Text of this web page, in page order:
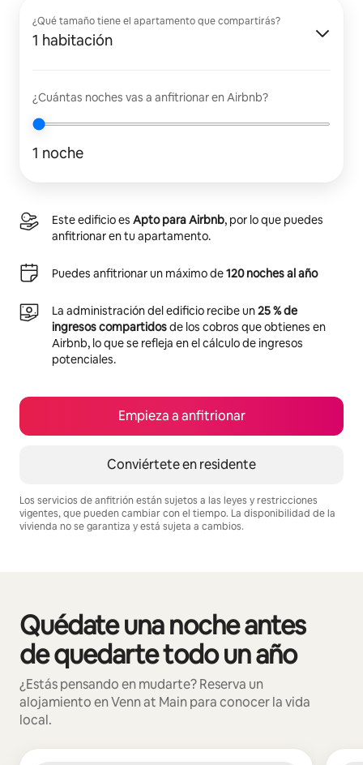
¿Qué tamaño tiene el apartamento que compartirás?
1 habitación
¿Cuántas noches vas a anfitrionar en Airbnb?
1 noche
Este edificio es Apto para Airbnb, por lo que puedes
anfitrionar en tu apartamento.
Puedes anfitrionar un máximo de120 noches al año
La administración del edificio recibe un25 % de
ingresos compartidosde los cobros que obtienes en
Airbnb, lo que se refleja en el cálculo de ingresos
potenciales.
Empieza a anfitrionar
Conviértete en residente
Los servicios de anfitrión están sujetos a las leyes y restricciones
vigentes, que pueden cambiar con el tiempo. La disponibilidad de la
vivienda no se garantiza y está sujeta a cambios.
Quédate una noche antes
de quedarte todo un año
¿Estás pensando en mudarte? Reserva un
alojamiento en Venn at Main para conocer la vida
local.
Se muestran0 de 0 elementos